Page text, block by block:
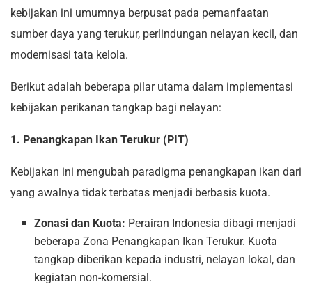
kebijakan ini umumnya berpusat pada pemanfaatan
sumber daya yang terukur, perlindungan nelayan kecil, dan
modernisasi tata kelola.
Berikut adalah beberapa pilar utama dalam implementasi
kebijakan perikanan tangkap bagi nelayan:
1. Penangkapan Ikan Terukur (PIT)
Kebijakan ini mengubah paradigma penangkapan ikan dari
yang awalnya tidak terbatas menjadi berbasis kuota.
Zonasi dan Kuota: Perairan Indonesia dibagi menjadi
beberapa Zona Penangkapan Ikan Terukur. Kuota
tangkap diberikan kepada industri, nelayan lokal, dan
kegiatan non-komersial.